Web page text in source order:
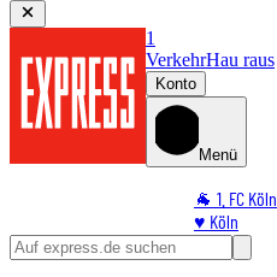
1
VerkehrHau raus
Konto
Menü
🐐 1. FC Köln
♥️ Köln
⭐ Promi